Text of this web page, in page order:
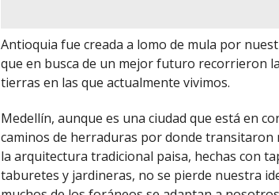
Antioquia fue creada a lomo de mula por
que en busca de un mejor futuro recorrieron
tierras en las que actualmente vivimos.
Medellín, aunque es una ciudad que está en
caminos de herraduras por donde transitaron
la arquitectura tradicional paisa, hechas con
taburetes y jardineras, no se pierde nuestra